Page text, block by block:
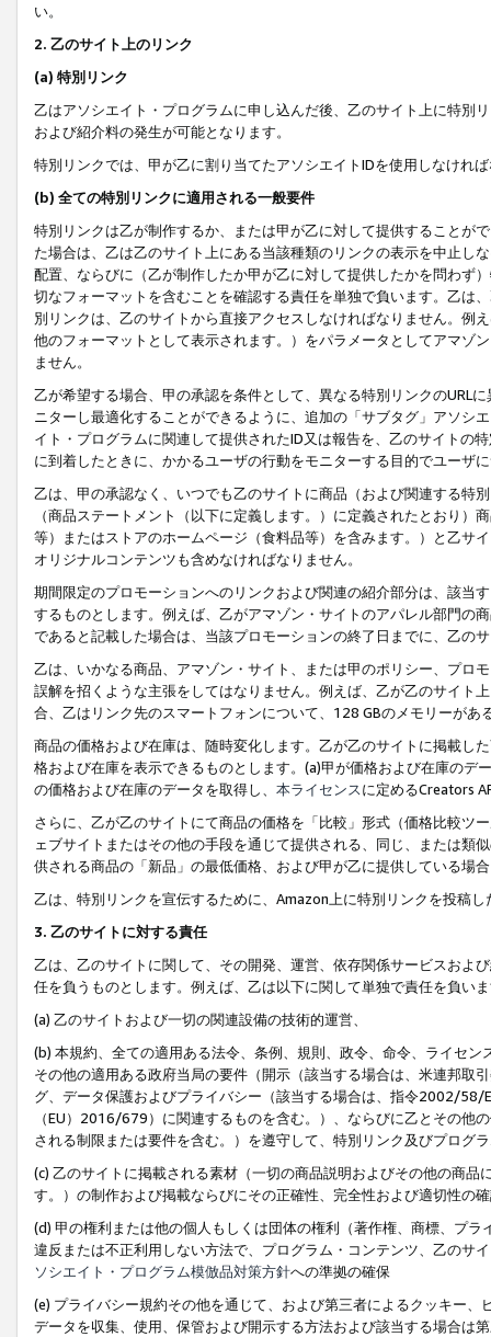
い。
2. 乙のサイト上のリンク
(a) 特別リンク
乙はアソシエイト・プログラムに申し込んだ後、乙のサイト上に特別
および紹介料の発生が可能となります。
特別リンクでは、甲が乙に割り当てたアソシエイトIDを使用しなけれ
(b) 全ての特別リンクに適用される一般要件
特別リンクは乙が制作するか、または甲が乙に対して提供することが
た場合は、乙は乙のサイト上にある当該種類のリンクの表示を中止し
配置、ならびに（乙が制作したか甲が乙に対して提供したかを問わず
切なフォーマットを含むことを確認する責任を単独で負います。乙は
別リンクは、乙のサイトから直接アクセスしなければなりません。例
他のフォーマットとして表示されます。）をパラメータとしてアマゾ
ません。
乙が希望する場合、甲の承認を条件として、異なる特別リンクのURL
ニターし最適化することができるように、追加の「サブタグ」アソシ
イト・プログラムに関連して提供されたID又は報告を、乙のサイトの
に到着したときに、かかるユーザの行動をモニターする目的でユーザ
乙は、甲の承認なく、いつでも乙のサイトに商品（および関連する特
（商品ステートメント（以下に定義します。）に定義されたとおり
等）またはストアのホームページ（食料品等）を含みます。）と乙サ
オリジナルコンテンツも含めなければなりません。
期間限定のプロモーションへのリンクおよび関連の紹介部分は、該当
するものとします。例えば、乙がアマゾン・サイトのアパレル部門の
であると記載した場合は、当該プロモーションの終了日までに、乙の
乙は、いかなる商品、アマゾン・サイト、または甲のポリシー、プロ
誤解を招くような主張をしてはなりません。例えば、乙が乙のサイト
合、乙はリンク先のスマートフォンについて、128 GBのメモリーがあ
商品の価格および在庫は、随時変化します。乙が乙のサイトに掲載し
格および在庫を表示できるものとします。(a)甲が価格および在庫の
の価格および在庫のデータを取得し、 本ライセンスに定めるCreators
さらに、乙が乙のサイトにて商品の価格を「比較」形式（価格比較ツ
ェブサイトまたはその他の手段を通じて提供される、同じ、または類
供される商品の「新品」の最低価格、および甲が乙に提供している場
乙は、特別リンクを宣伝するために、Amazon上に特別リンクを投稿
3. 乙のサイトに対する責任
乙は、乙のサイトに関して、その開発、運営、依存関係サービスおよ
任を負うものとします。例えば、乙は以下に関して単独で責任を負い
(a) 乙のサイトおよび一切の関連設備の技術的運営、
(b) 本規約、全ての適用ある法令、条例、規則、政令、命令、ライセ
その他の適用ある政府当局の要件（開示（該当する場合は、米連邦取
グ、データ保護およびプライバシー（該当する場合は、指令2002/58/
（EU）2016/679）に関連するものを含む。）、ならびに乙とその他
される制限または要件を含む。）を遵守して、特別リンク及びプログ
(c) 乙のサイトに掲載される素材（一切の商品説明およびその他の商
す。）の制作および掲載ならびにその正確性、完全性および適切性の
(d) 甲の権利または他の個人もしくは団体の権利（著作権、商標、プ
違反または不正利用しない方法で、プログラム・コンテンツ、乙のサ
ソシエイト・プログラム模倣品対策方針への準拠の確保
(e) プライバシー規約その他を通じて、および第三者によるクッキー
データを収集、使用、保管および開示する方法および該当する場合は